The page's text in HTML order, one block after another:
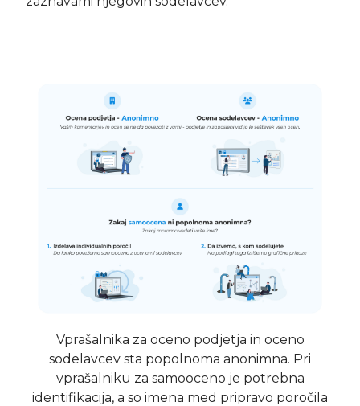
Vprašalnika za oceno podjetja in oceno
sodelavcev sta popolnoma anonimna. Pri
vprašalniku za samooceno je potrebna
identifikacija, a so imena med pripravo poročila